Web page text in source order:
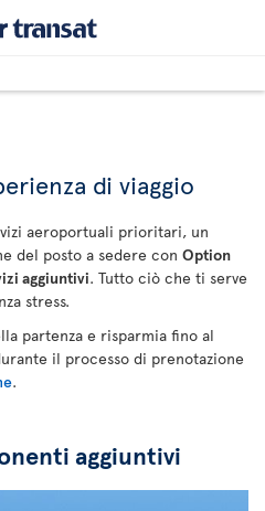
di viaggio
aeroportuali prioritari, un
del posto a sedere con Option
aggiuntivi. Tutto ciò che ti serve
stress.
partenza e risparmia fino al
il processo di prenotazione
.
aggiuntivi